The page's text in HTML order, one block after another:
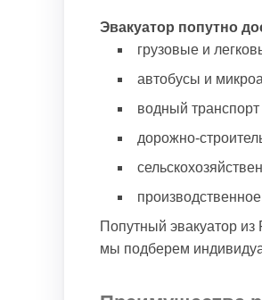
Эвакуатор попутно
грузовые и
автобусы и
водный транспорт
дорожно-
Попутный эвакуатор
мы подберем